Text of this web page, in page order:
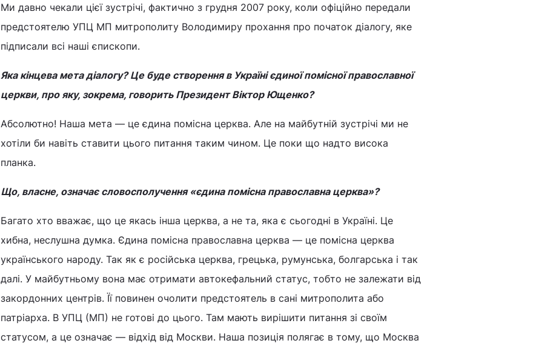
Ми давно чекали цієї зустрічі, фактично з грудня 2007 року, коли офіційно передали
предстоятелю УПЦ МП митрополиту Володимиру прохання про початок діалогу, яке
підписали всі наші єпископи.
Яка кінцева мета діалогу? Це буде створення в Україні єдиної помісної православної
церкви, про яку, зокрема, говорить Президент Віктор Ющенко?
Абсолютно! Наша мета — це єдина помісна церква. Але на майбутній зустрічі ми не
хотіли би навіть ставити цього питання таким чином. Це поки що надто висока
планка.
Що, власне, означає словосполучення «єдина помісна православна церква»?
Багато хто вважає, що це якась інша церква, а не та, яка є сьогодні в Україні. Це
хибна, неслушна думка. Єдина помісна православна церква — це помісна церква
українського народу. Так як є російська церква, грецька, румунська, болгарська і так
далі. У майбутньому вона має отримати автокефальний статус, тобто не залежати від
закордонних центрів. Її повинен очолити предстоятель в сані митрополита або
патріарха. В УПЦ (МП) не готові до цього. Там мають вирішити питання зі своїм
статусом, а це означає — відхід від Москви. Наша позиція полягає в тому, що Москва